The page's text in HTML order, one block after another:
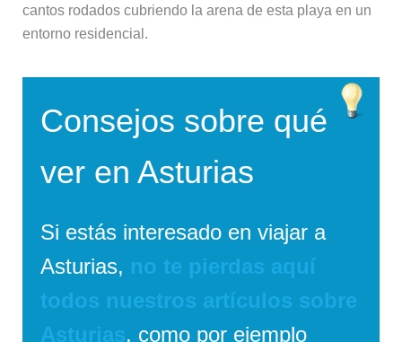
cantos rodados cubriendo la arena de esta playa en un
entorno residencial.
Consejos sobre qué
ver en Asturias
Si estás interesado en viajar a
Asturias, no te pierdas aquí
todos nuestros artículos sobre
Asturias, como por ejemplo